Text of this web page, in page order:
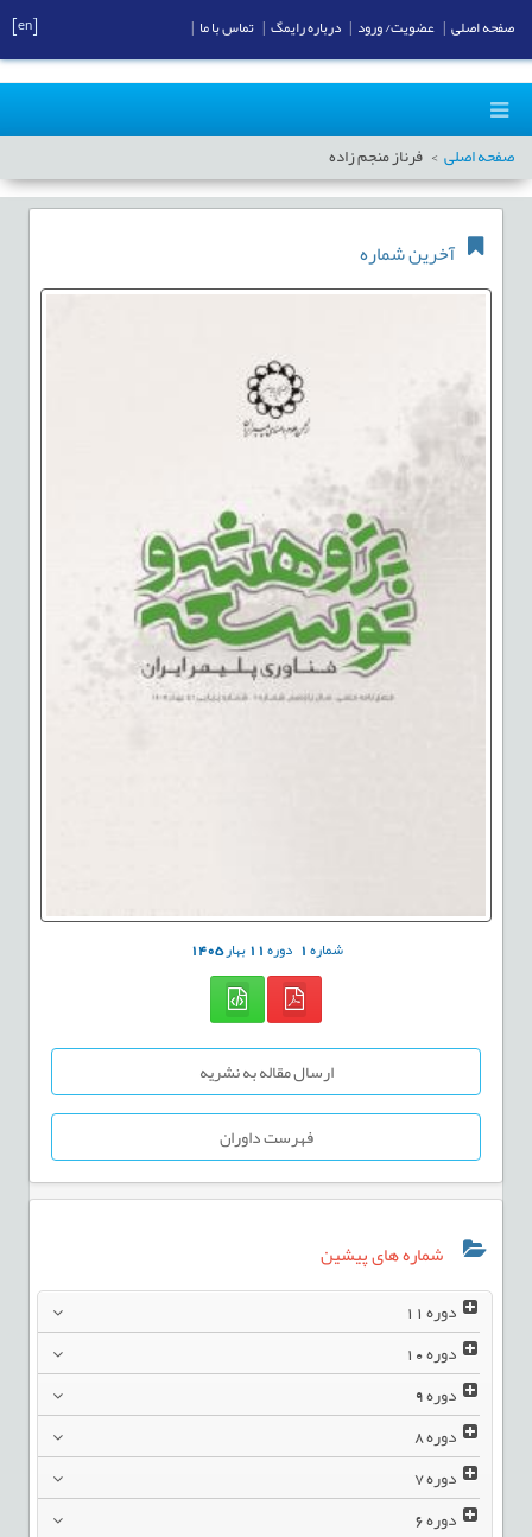
صفحه اصلی فرناز منجم زاده
آخرین شماره
شماره1 دوره11بهار1405
ارسال مقاله به نشریه
فهرست داوران
شماره های پیشین
دوره11
دوره10
دوره9
دوره8
دوره7
دوره6
صفحه اصلی عضویت/ ورود درباره رایمگ تماس با ما